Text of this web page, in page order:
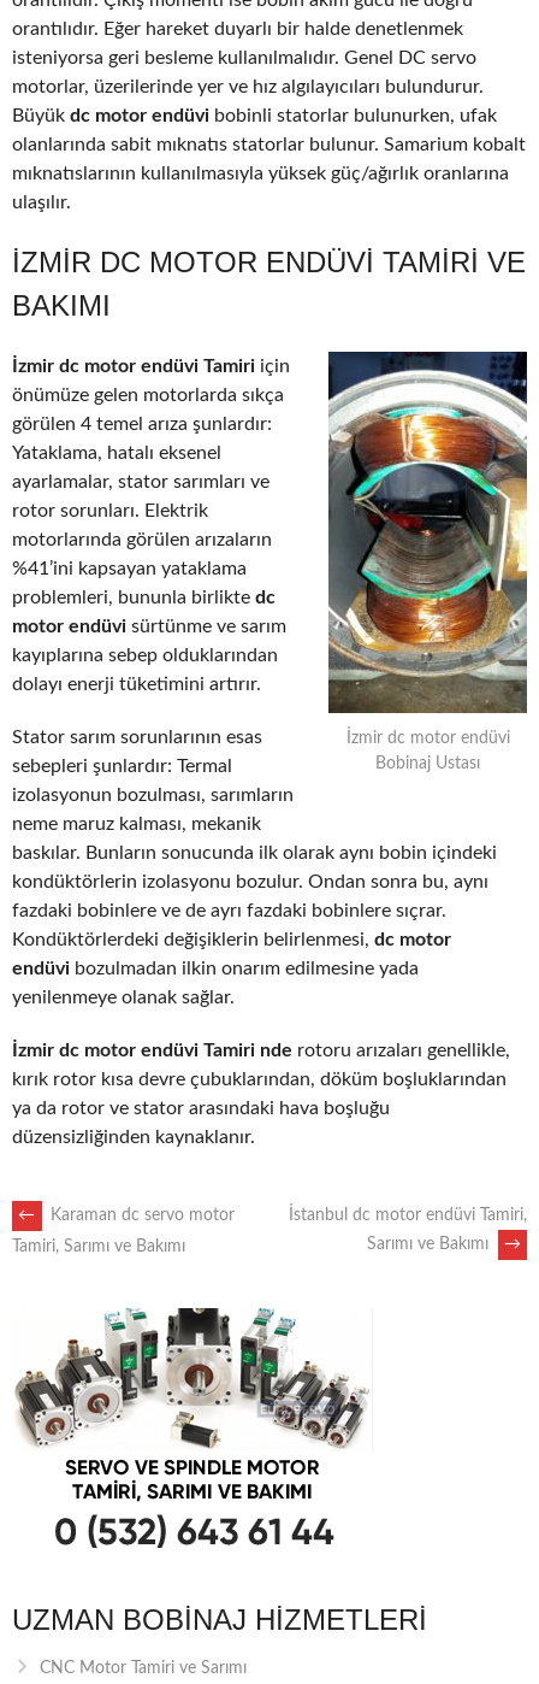
orantılıdır. Eğer hareket duyarlı bir halde denetlenmek
isteniyorsa geri besleme kullanılmalıdır. Genel DC servo
motorlar, üzerilerinde yer ve hız algılayıcıları bulundurur.
Büyük dc motor endüvi bobinli statorlar bulunurken, ufak
olanlarında sabit mıknatıs statorlar bulunur. Samarium kobalt
mıknatıslarının kullanılmasıyla yüksek güç/ağırlık oranlarına
ulaşılır.
İZMIR DC MOTOR ENDÜVI TAMIRI VE
BAKIMI
İzmir dc motor endüvi
Bobinaj Ustası
İzmir dc motor endüvi Tamiri için
önümüze gelen motorlarda sıkça
görülen 4 temel arıza şunlardır:
Yataklama, hatalı eksenel
ayarlamalar, stator sarımları ve
rotor sorunları. Elektrik
motorlarında görülen arızaların
%41’ini kapsayan yataklama
problemleri, bununla birlikte dc
motor endüvi sürtünme ve sarım
kayıplarına sebep olduklarından
dolayı enerji tüketimini artırır.
Stator sarım sorunlarının esas
sebepleri şunlardır: Termal
izolasyonun bozulması, sarımların
neme maruz kalması, mekanik
baskılar. Bunların sonucunda ilk olarak aynı bobin içindeki
kondüktörlerin izolasyonu bozulur. Ondan sonra bu, aynı
fazdaki bobinlere ve de ayrı fazdaki bobinlere sıçrar.
Kondüktörlerdeki değişiklerin belirlenmesi, dc motor
endüvi bozulmadan ilkin onarım edilmesine yada
yenilenmeye olanak sağlar.
İzmir dc motor endüvi Tamiri nde rotoru arızaları genellikle,
kırık rotor kısa devre çubuklarından, döküm boşluklarından
ya da rotor ve stator arasındaki hava boşluğu
düzensizliğinden kaynaklanır.
POST
NAVIGATION
←
Karaman dc servo motor
Tamiri, Sarımı ve Bakımı
İstanbul dc motor endüvi Tamiri,
Sarımı ve Bakımı
→
UZMAN BOBINAJ HIZMETLERI
CNC Motor Tamiri ve Sarımı